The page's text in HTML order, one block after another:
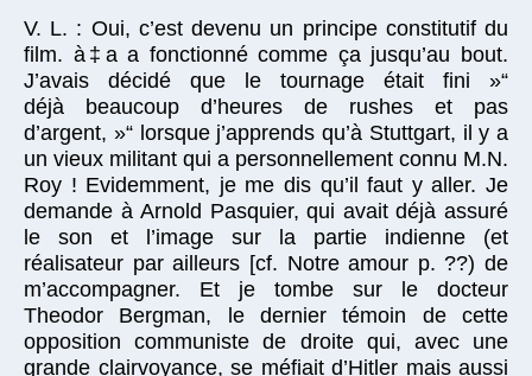
V. L. : Oui, c’est devenu un principe constitutif du
film. à‡a a fonctionné comme ça jusqu’au bout.
J’avais décidé que le tournage était fini »“
déjà beaucoup d’heures de rushes et pas
d’argent, »“ lorsque j’apprends qu’à Stuttgart, il y a
un vieux militant qui a personnellement connu M.N.
Roy ! Evidemment, je me dis qu’il faut y aller. Je
demande à Arnold Pasquier, qui avait déjà assuré
le son et l’image sur la partie indienne (et
réalisateur par ailleurs [cf. Notre amour p. ??) de
m’accompagner. Et je tombe sur le docteur
Theodor Bergman, le dernier témoin de cette
opposition communiste de droite qui, avec une
grande clairvoyance, se méfiait d’Hitler mais aussi